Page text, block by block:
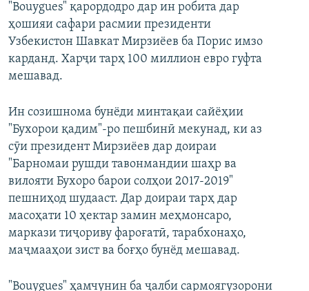
"Bouygues" қарордодро дар ин робита дар
ҳошияи сафари расмии президенти
Узбекистон Шавкат Мирзиёев ба Порис имзо
карданд. Харҷи тарҳ 100 миллион евро гуфта
мешавад.
Ин созишнома бунёди минтақаи сайёҳии
"Бухорои қадим"-ро пешбинӣ мекунад, ки аз
сӯи президент Мирзиёев дар доираи
"Барномаи рушди тавонмандии шаҳр ва
вилояти Бухоро барои солҳои 2017-2019"
пешниҳод шудааст. Дар доираи тарҳ дар
масоҳати 10 ҳектар замин меҳмонсаро,
маркази тиҷориву фароғатӣ, тарабхонаҳо,
маҷмааҳои зист ва боғҳо бунёд мешавад.
"Bouygues" ҳамчунин ба ҷалби сармоягузорони